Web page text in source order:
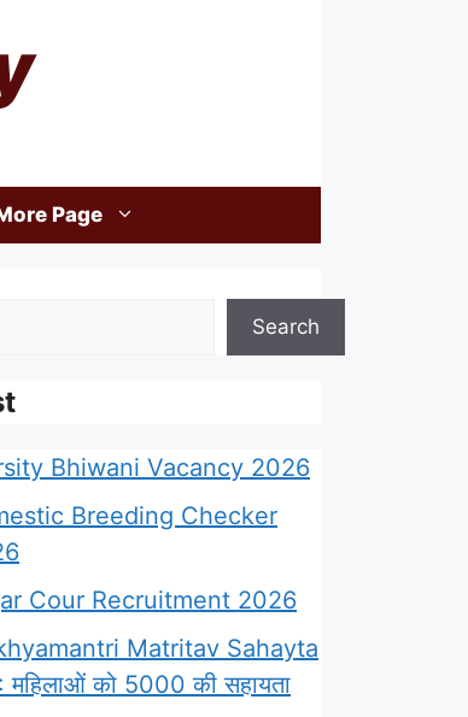
Page
Search
Bhiwani Vacancy 2026
Breeding Checker
Cour Recruitment 2026
Matritav Sahayta
को 5000 की सहायता